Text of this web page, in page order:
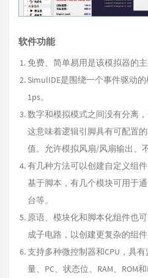
软件功能
免费、简单易用是该模拟器的主
SimulIDE是围绕一个事件驱动
1ps。
数字和模拟模式之间没有分离
这意味着逻辑引脚具有可配置
值。允许模拟风扇/风扇输出、
有几种方法可以创建自定义组
基于脚本，有几个模块可用于
台等。
原语、模块化和脚本化组件也
成子电路，以创建更复杂的组件
支持多种微控制器和CPU，具
量、PC、状态位、RAM、ROM和